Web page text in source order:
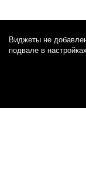
Виджеты не
подвале в